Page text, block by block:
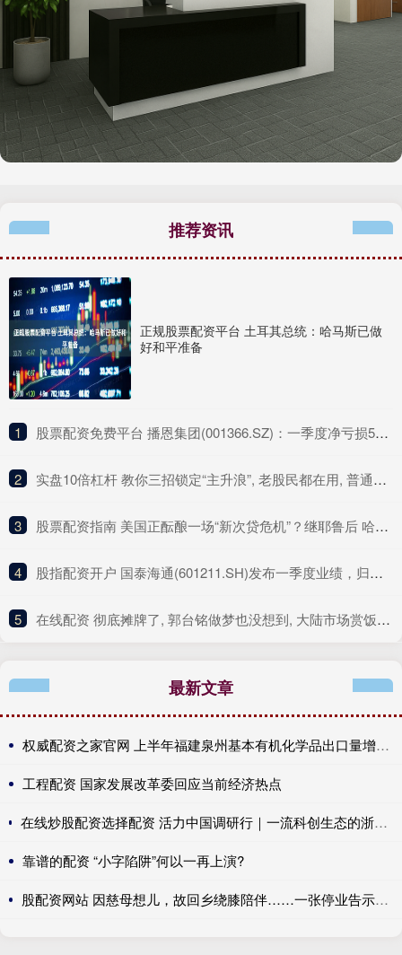
推荐资讯
正规股票配资平台 土耳其总统：哈马斯已做
好和平准备
1 ​股票配资免费平台 播恩集团(001366.SZ)：一季度净亏损511.73万元
2 ​实盘10倍杠杆 教你三招锁定“主升浪”, 老股民都在用, 普通人却还不知道!
3 ​股票配资指南 美国正酝酿一场“新次贷危机”？继耶鲁后 哈佛据称也要抛售私募资产
4 ​股指配资开户 国泰海通(601211.SH)发布一季度业绩，归母净利润122.42亿元，同比增长391.78%
5 ​在线配资 彻底摊牌了, 郭台铭做梦也没想到, 大陆市场赏饭吃的时代结束了
最新文章
权威配资之家官网 上半年福建泉州基本有机化学品出口量增长近两成
工程配资 国家发展改革委回应当前经济热点
在线炒股配资选择配资 活力中国调研行｜一流科创生态的浙江解法，校地融合让“最强大脑”扎根产业沃土
靠谱的配资 “小字陷阱”何以一再上演?
股配资网站 因慈母想儿，故回乡绕膝陪伴……一张停业告示，为什么火?